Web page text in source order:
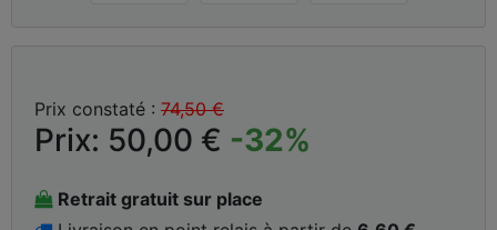
Prix constaté : 74,50 €
Prix: 50,00 € -32%
Retrait gratuit sur place